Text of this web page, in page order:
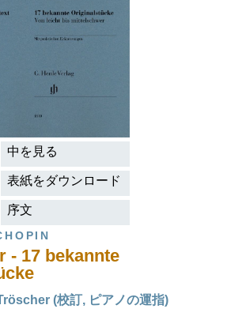
中を見る
表紙をダウンロード
序文
- 17 bekannte
(校訂, ピアノの運指)